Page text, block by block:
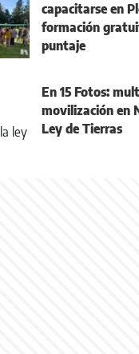
capacitarse en
formación
puntaje
En 15 Fotos:
movilización en
Ley de Tierras